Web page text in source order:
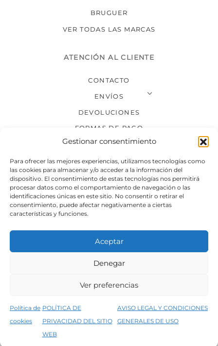
Gestionar consentimiento
Para ofrecer las mejores experiencias, utilizamos tecnologías como
las cookies para almacenar y/o acceder a la información del
dispositivo. El consentimiento de estas tecnologías nos permitirá
procesar datos como el comportamiento de navegación o las
identificaciones únicas en este sitio. No consentir o retirar el
consentimiento, puede afectar negativamente a ciertas
características y funciones.
Aceptar
Denegar
Ver preferencias
Política de
cookies
POLÍTICA DE
PRIVACIDAD DEL SITIO
WEB
AVISO LEGAL Y CONDICIONES
GENERALES DE USO
5% de descuento en tu primera compra, utiliza el código PRIMERACOMPRA
BRUGUER
VER TODAS LAS MARCAS
ATENCIÓN AL CLIENTE
CONTACTO
ENVÍOS
DEVOLUCIONES
FORMAS DE PAGO
SÍGUENOS
Condiciones generales de venta
Política de privacidad del sitio web
©2026 Decopintur- todos los derechos